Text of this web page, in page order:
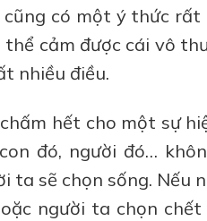
cũng có một ý thức
thể cảm được cái vô
nhiều điều.
hết cho một sự
đó, người đó…
ta sẽ chọn sống. Nếu
người ta chọn